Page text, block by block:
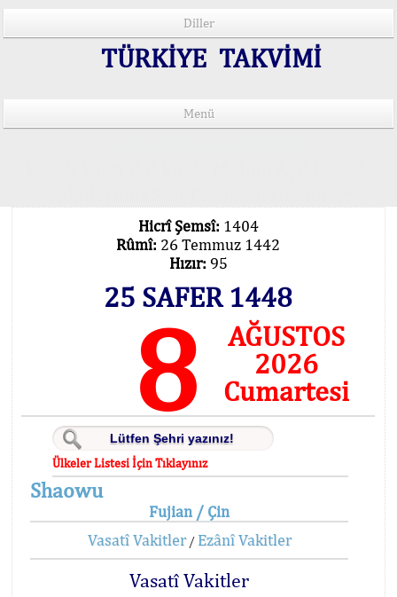
Diller
TÜRKİYE TAKVİMİ
Menü
Hicrî Şemsî: 1404
Rûmî: 26 Temmuz 1442
Hızır: 95
25 SAFER 1448
8
AĞUSTOS
2026
Cumartesi
Ülkeler Listesi İçin Tıklayınız
Shaowu
Fujian / Çin
Vasatî Vakitler/ Ezânî Vakitler
Vasatî Vakitler